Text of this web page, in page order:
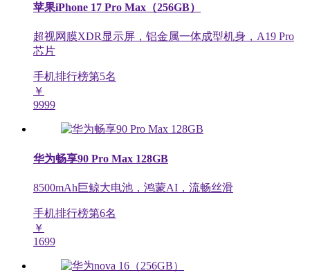
苹果iPhone 17 Pro Max（256GB）
超视网膜XDR显示屏，铝金属一体成型机身，A19 Pro
芯片
手机排行榜第5名
￥
9999
华为畅享90 Pro Max 128GB
8500mAh巨鲸大电池，鸿蒙AI，流畅丝滑
手机排行榜第6名
￥
1699